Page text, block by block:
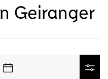
Geiranger